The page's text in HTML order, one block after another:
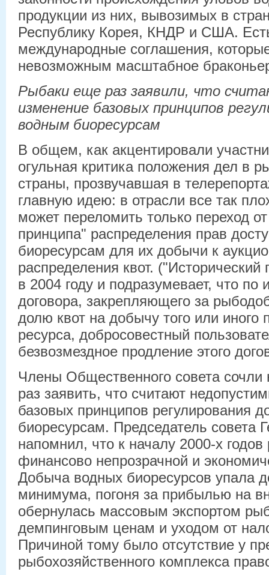
продукции из них, вывозимых в
Республику Корея, КНДР и США.
международные соглашения,
невозможным масштабное
Рыбаки еще раз заявили, что
изменение базовых принципов
водным биоресурсам
В общем, как акцентировали
огульная критика положения дел в
страны, прозвучавшая в
главную идею: в отрасли все так
может переломить только переход от
принципа" распределения прав
биоресурсам для их добычи к
распределения квот.
в 2004 году и подразумевает, что по
договора, закрепляющего за
долю квот на добычу того или иного
ресурса, добросовестный
безвозмездное продление этого
Члены Общественного совета
раз заявить, что считают
базовых принципов регулирования
биоресурсам. Председатель совета
напомнил, что к началу 2000-х
финансово непрозрачной и
Добыча водных биоресурсов упала
минимума, погоня за прибылью на
обернулась массовым экспортом
демпинговым ценам и уходом от
Причиной тому было отсутствие у
рыбохозяйственного комплекса